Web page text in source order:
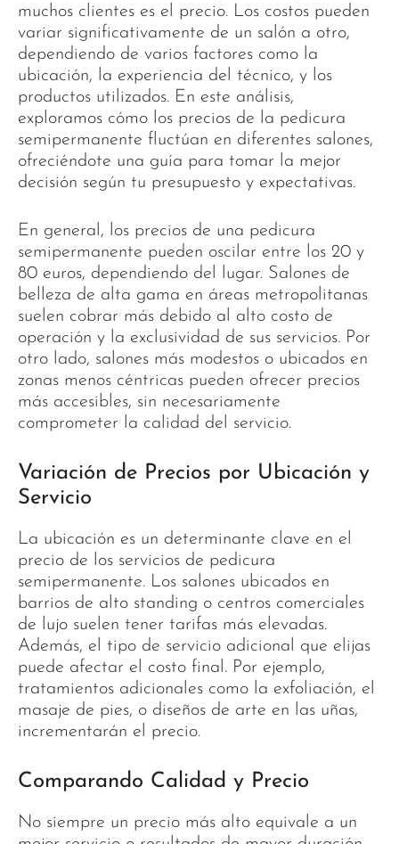
muchos clientes es el precio. Los costos pueden
variar significativamente de un salón a otro,
dependiendo de varios factores como la
ubicación, la experiencia del técnico, y los
productos utilizados. En este análisis,
exploramos cómo los precios de la pedicura
semipermanente fluctúan en diferentes salones,
ofreciéndote una guía para tomar la mejor
decisión según tu presupuesto y expectativas.
En general, los precios de una pedicura
semipermanente pueden oscilar entre los 20 y
80 euros, dependiendo del lugar. Salones de
belleza de alta gama en áreas metropolitanas
suelen cobrar más debido al alto costo de
operación y la exclusividad de sus servicios. Por
otro lado, salones más modestos o ubicados en
zonas menos céntricas pueden ofrecer precios
más accesibles, sin necesariamente
comprometer la calidad del servicio.
Variación de Precios por Ubicación y
Servicio
La ubicación es un determinante clave en el
precio de los servicios de pedicura
semipermanente. Los salones ubicados en
barrios de alto standing o centros comerciales
de lujo suelen tener tarifas más elevadas.
Además, el tipo de servicio adicional que elijas
puede afectar el costo final. Por ejemplo,
tratamientos adicionales como la exfoliación, el
masaje de pies, o diseños de arte en las uñas,
incrementarán el precio.
Comparando Calidad y Precio
No siempre un precio más alto equivale a un